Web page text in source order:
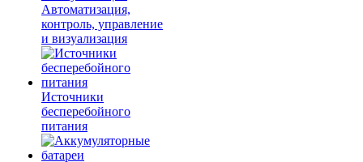
Автоматизация,
контроль, управление
и визуализация
Источники
бесперебойного
питания